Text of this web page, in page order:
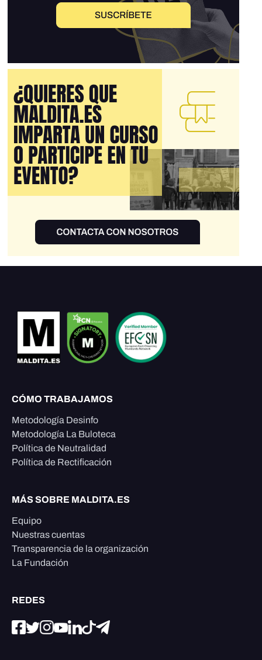
CÓMO TRABAJAMOS
Metodología Desinfo
Metodología La Buloteca
Política de Neutralidad
Política de Rectificación
MÁS SOBRE MALDITA.ES
Equipo
Nuestras cuentas
Transparencia de la organización
La Fundación
REDES